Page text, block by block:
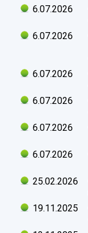
6.07.2026
6.07.2026
6.07.2026
6.07.2026
6.07.2026
6.07.2026
25.02.2026
19.11.2025